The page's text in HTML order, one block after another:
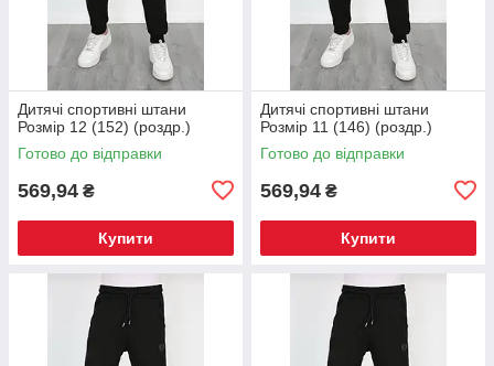
Дитячі спортивні штани
Розмір 12 (152) (роздр.)
Готово до відправки
569,94 ₴
Купити
Дитячі спортивні штани
Розмір 11 (146) (роздр.)
Готово до відправки
569,94 ₴
Купити